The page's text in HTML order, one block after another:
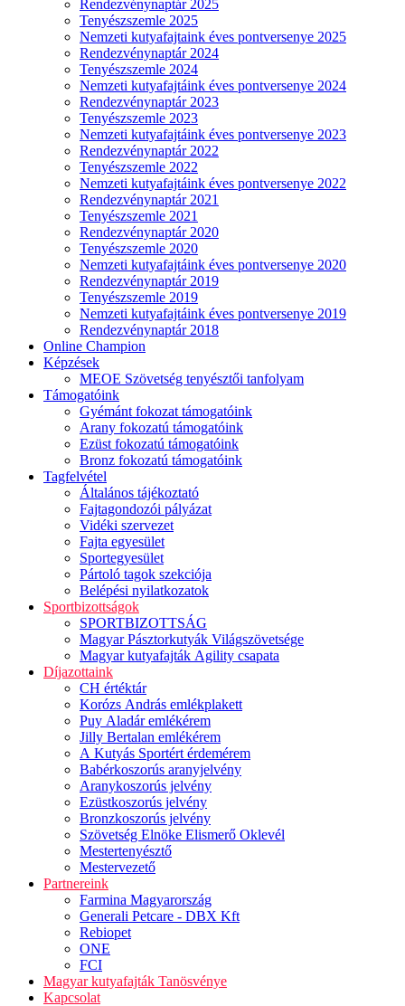
Rendezvénynaptár 2025
Tenyészszemle 2025
Nemzeti kutyafajtaink éves pontversenye 2025
Rendezvénynaptár 2024
Tenyészszemle 2024
Nemzeti kutyafajtáink éves pontversenye 2024
Rendezvénynaptár 2023
Tenyészszemle 2023
Nemzeti kutyafajtáink éves pontversenye 2023
Rendezvénynaptár 2022
Tenyészszemle 2022
Nemzeti kutyafajtáink éves pontversenye 2022
Rendezvénynaptár 2021
Tenyészszemle 2021
Rendezvénynaptár 2020
Tenyészszemle 2020
Nemzeti kutyafajtáink éves pontversenye 2020
Rendezvénynaptár 2019
Tenyészszemle 2019
Nemzeti kutyafajtáink éves pontversenye 2019
Rendezvénynaptár 2018
Online Champion
Képzések
MEOE Szövetség tenyésztői tanfolyam
Támogatóink
Gyémánt fokozat támogatóink
Arany fokozatú támogatóink
Ezüst fokozatú támogatóink
Bronz fokozatú támogatóink
Tagfelvétel
Általános tájékoztató
Fajtagondozói pályázat
Vidéki szervezet
Fajta egyesület
Sportegyesület
Pártoló tagok szekciója
Belépési nyilatkozatok
Sportbizottságok
SPORTBIZOTTSÁG
Magyar Pásztorkutyák Világszövetsége
Magyar kutyafajták Agility csapata
Díjazottaink
CH értéktár
Korózs András emlékplakett
Puy Aladár emlékérem
Jilly Bertalan emlékérem
A Kutyás Sportért érdemérem
Babérkoszorús aranyjelvény
Aranykoszorús jelvény
Ezüstkoszorús jelvény
Bronzkoszorús jelvény
Szövetség Elnöke Elismerő Oklevél
Mestertenyésztő
Mestervezető
Partnereink
Farmina Magyarország
Generali Petcare - DBX Kft
Rebiopet
ONE
FCI
Magyar kutyafajták Tanösvénye
Kapcsolat